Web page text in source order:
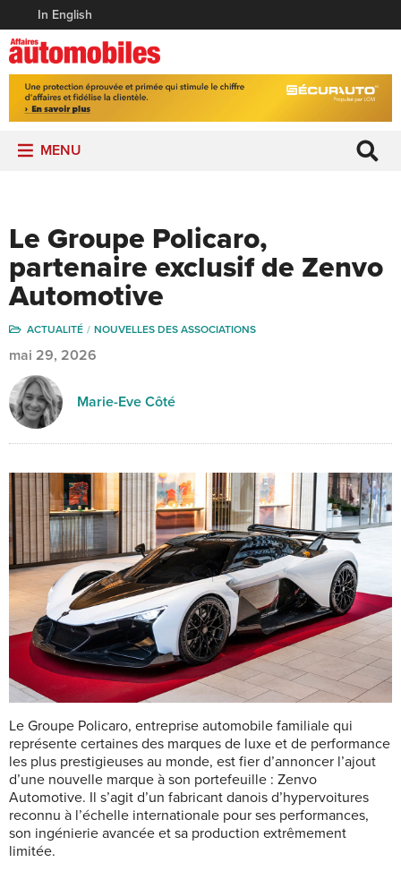
In English
MENU
Le Groupe Policaro,
partenaire exclusif de Zenvo
Automotive
ACTUALITÉ NOUVELLES DES ASSOCIATIONS
mai 29, 2026
Marie-Eve Côté
Le Groupe Policaro, entreprise automobile familiale qui
représente certaines des marques de luxe et de performance
les plus prestigieuses au monde, est fier d’annoncer l’ajout
d’une nouvelle marque à son portefeuille : Zenvo
Automotive. Il s’agit d’un fabricant danois d’hypervoitures
reconnu à l’échelle internationale pour ses performances,
son ingénierie avancée et sa production extrêmement
limitée.